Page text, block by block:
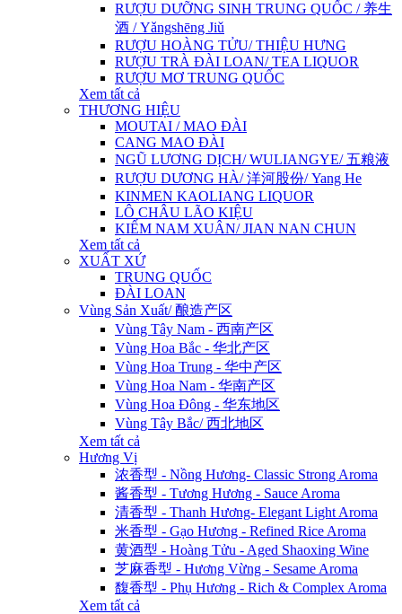
RƯỢU DƯỠNG SINH TRUNG QUỐC / 养生
酒 / Yǎngshēng Jiǔ
RƯỢU HOÀNG TỬU/ THIỆU HƯNG
RƯỢU TRÀ ĐÀI LOAN/ TEA LIQUOR
RƯỢU MƠ TRUNG QUỐC
Xem tất cả
THƯƠNG HIỆU
MOUTAI / MAO ĐÀI
CANG MAO ĐÀI
NGŨ LƯƠNG DỊCH/ WULIANGYE/ 五粮液
RƯỢU DƯƠNG HÀ/ 洋河股份/ Yang He
KINMEN KAOLIANG LIQUOR
LÔ CHÂU LÃO KIỆU
KIẾM NAM XUÂN/ JIAN NAN CHUN
Xem tất cả
XUẤT XỨ
TRUNG QUỐC
ĐÀI LOAN
Vùng Sản Xuất/ 酿造产区
Vùng Tây Nam - 西南产区
Vùng Hoa Bắc - 华北产区
Vùng Hoa Trung - 华中产区
Vùng Hoa Nam - 华南产区
Vùng Hoa Đông - 华东地区
Vùng Tây Bắc/ 西北地区
Xem tất cả
Hương Vị
浓香型 - Nồng Hương- Classic Strong Aroma
酱香型 - Tương Hương - Sauce Aroma
清香型 - Thanh Hương- Elegant Light Aroma
米香型 - Gạo Hương - Refined Rice Aroma
黄酒型 - Hoàng Tửu - Aged Shaoxing Wine
芝麻香型 - Hương Vừng - Sesame Aroma
馥香型 - Phụ Hương - Rich & Complex Aroma
Xem tất cả